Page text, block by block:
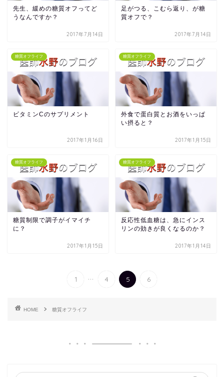
先生、緩めの糖質オフってど
うなんですか？
2017年7月14日
足がつる、こむら返り、が糖
質オフで？
2017年7月14日
糖質オフライフ
ビタミンCのサプリメント
2017年1月16日
糖質オフライフ
外食で蛋白質とお酒をいっぱ
い摂ると？
2017年1月15日
糖質オフライフ
糖質制限で調子がイマイチ
に？
2017年1月15日
糖質オフライフ
反応性低血糖は、急にインス
リンの効きが良くなるのか？
2017年1月14日
1 ... 4 5 6
HOME 糖質オフライフ